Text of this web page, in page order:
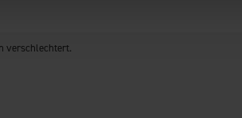
verschlechtert.